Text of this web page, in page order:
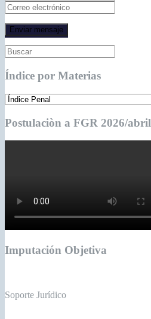
Índice por Materias
Postulaciòn a FGR 2026/abril
Imputación Objetiva
Soporte Jurídico